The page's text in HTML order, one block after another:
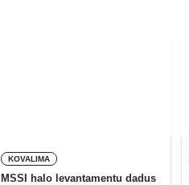
KOVALIMA
MSSI halo levantamentu dadus